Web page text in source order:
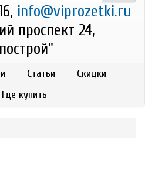
info@viprozetki.ru
проспект 24,
Статьи
Скидки
Где купить